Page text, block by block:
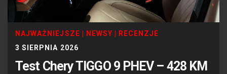
NAJWAŻNIEJSZE NEWSY
RECENZJE
3 SIERPNIA 2026
Test Chery TIGGO 9 PHEV – 428 KM